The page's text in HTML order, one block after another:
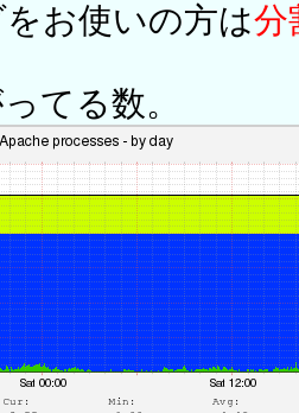
お使いの方は分
てる数。